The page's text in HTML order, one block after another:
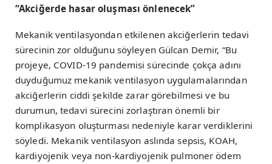
“Akciğerde hasar oluşması önlenecek”
Mekanik ventilasyondan etkilenen akciğerlerin tedavi
sürecinin zor olduğunu söyleyen Gülcan Demir, “Bu
projeye, COVID-19 pandemisi sürecinde çokça adını
duyduğumuz mekanik ventilasyon uygulamalarından
akciğerlerin ciddi şekilde zarar görebilmesi ve bu
durumun, tedavi sürecini zorlaştıran önemli bir
komplikasyon oluşturması nedeniyle karar verdiklerini
söyledi. Mekanik ventilasyon aslında sepsis, KOAH,
kardiyojenik veya non-kardiyojenik pulmoner ödem